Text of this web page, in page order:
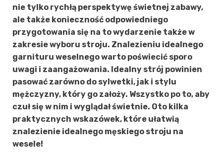
nie tylko rychłą perspektywę świetnej zabawy,
ale także konieczność odpowiedniego
przygotowania się na to wydarzenie także w
zakresie wyboru stroju. Znalezieniu idealnego
garnituru weselnego warto poświecić sporo
uwagi i zaangażowania. Idealny strój powinien
pasować zarówno do sylwetki, jak i stylu
mężczyzny, który go założy. Wszystko po to, aby
czuł się w nim i wyglądał świetnie. Oto kilka
praktycznych wskazówek, które ułatwią
znalezienie idealnego męskiego stroju na
wesele!